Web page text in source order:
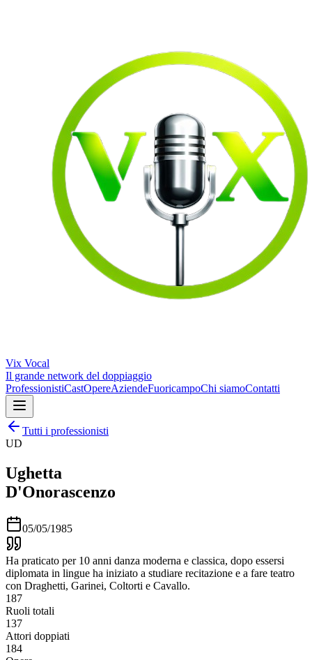
Vix Vocal
Il grande network del doppiaggio
ProfessionistiCastOpereAziendeFuoricampoChi siamoContatti
Tutti i professionisti
UD
Ughetta
D'Onorascenzo
05/05/1985
Ha praticato per 10 anni danza moderna e classica, dopo essersi
diplomata in lingue ha iniziato a studiare recitazione e a fare teatro
con Draghetti, Garinei, Coltorti e Cavallo.
187
Ruoli totali
137
Attori doppiati
184